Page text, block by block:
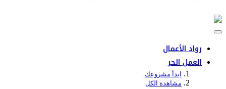
رواد الأعمال
العمل الحر
ابدأ مشروعك
مشاهدة الكل